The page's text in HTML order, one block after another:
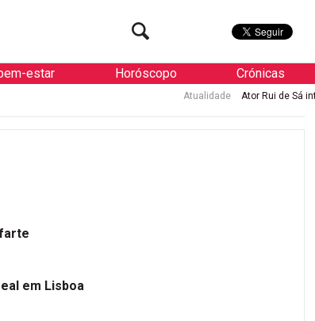
estar Horóscopo Crónicas
Atualidade Ator Rui de Sá
em Lisboa